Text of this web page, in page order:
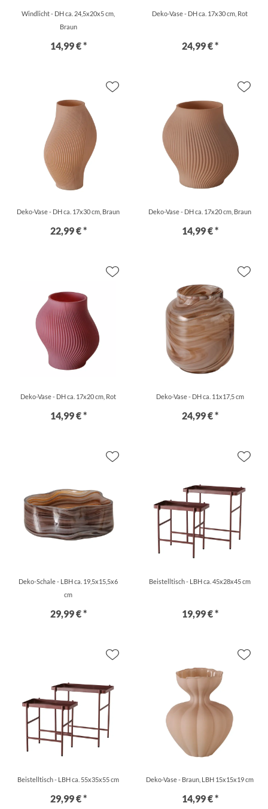
Windlicht - DH ca. 24,5x20x5 cm,
Braun
14,99 € *
Deko-Vase - DH ca. 17x30 cm, Rot
24,99 € *
Deko-Vase - DH ca. 17x30 cm, Braun
22,99 € *
Deko-Vase - DH ca. 17x20 cm, Braun
14,99 € *
Deko-Vase - DH ca. 17x20 cm, Rot
14,99 € *
Deko-Vase - DH ca. 11x17,5 cm
24,99 € *
Deko-Schale - LBH ca. 19,5x15,5x6
cm
29,99 € *
Beistelltisch - LBH ca. 45x28x45 cm
19,99 € *
Beistelltisch - LBH ca. 55x35x55 cm
29,99 € *
Deko-Vase - Braun, LBH 15x15x19 cm
14,99 € *